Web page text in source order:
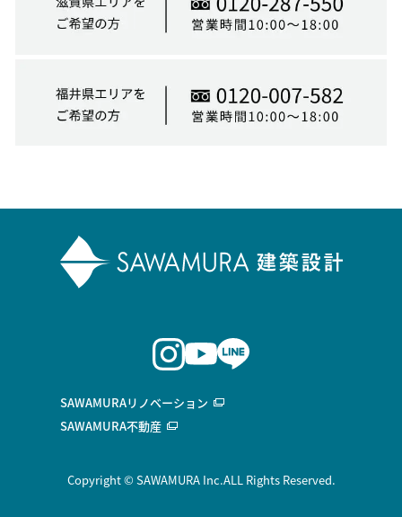
SAWAMURAリノベーション
SAWAMURA不動産
Copyright © SAWAMURA Inc.ALL Rights Reserved.